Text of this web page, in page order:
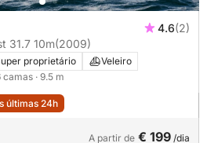
4.6(2)
31.7 10m(2009)
proprietário
Veleiro
camas · 9.5 m
últimas 24h
A partir de € 199 /dia